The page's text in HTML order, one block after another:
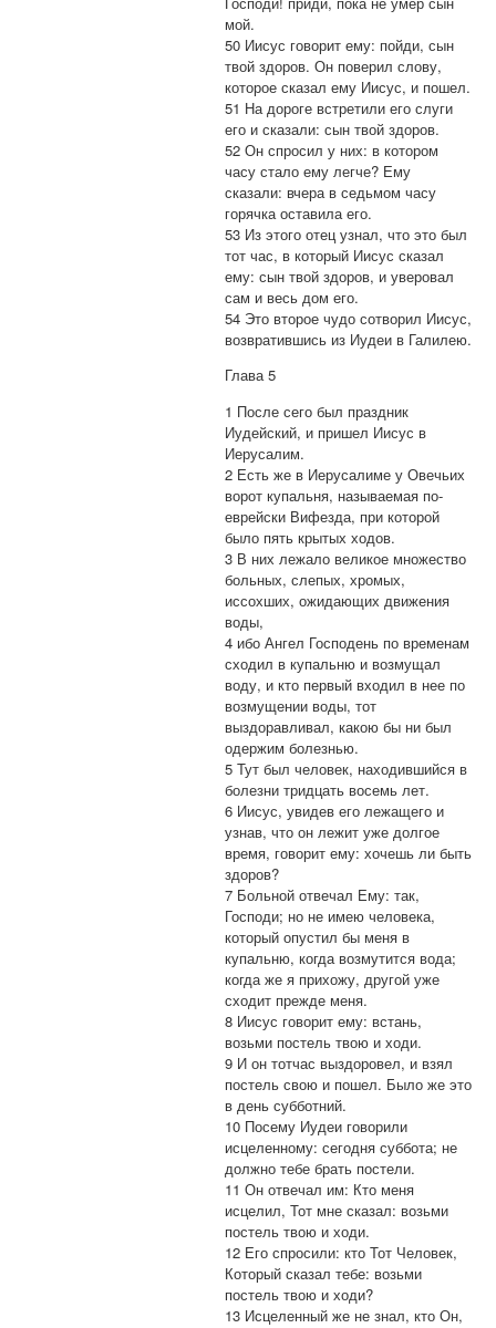
мой.
50 Иисус говорит ему: пойди, сын
твой здоров. Он поверил слову,
которое сказал ему Иисус, и пошел.
51 На дороге встретили его слуги
его и сказали: сын твой здоров.
52 Он спросил у них: в котором
часу стало ему легче? Ему
сказали: вчера в седьмом часу
горячка оставила его.
53 Из этого отец узнал, что это был
тот час, в который Иисус сказал
ему: сын твой здоров, и уверовал
сам и весь дом его.
54 Это второе чудо сотворил Иисус,
возвратившись из Иудеи в Галилею.
Глава 5
1 После сего был праздник
Иудейский, и пришел Иисус в
Иерусалим.
2 Есть же в Иерусалиме у Овечьих
ворот купальня, называемая по-
еврейски Вифезда, при которой
было пять крытых ходов.
3 В них лежало великое множество
больных, слепых, хромых,
иссохших, ожидающих движения
воды,
4 ибо Ангел Господень по временам
сходил в купальню и возмущал
воду, и кто первый входил в нее по
возмущении воды, тот
выздоравливал, какою бы ни был
одержим болезнью.
5 Тут был человек, находившийся в
болезни тридцать восемь лет.
6 Иисус, увидев его лежащего и
узнав, что он лежит уже долгое
время, говорит ему: хочешь ли быть
здоров?
7 Больной отвечал Ему: так,
Господи; но не имею человека,
который опустил бы меня в
купальню, когда возмутится вода;
когда же я прихожу, другой уже
сходит прежде меня.
8 Иисус говорит ему: встань,
возьми постель твою и ходи.
9 И он тотчас выздоровел, и взял
постель свою и пошел. Было же это
в день субботний.
10 Посему Иудеи говорили
исцеленному: сегодня суббота; не
должно тебе брать постели.
11 Он отвечал им: Кто меня
исцелил, Тот мне сказал: возьми
постель твою и ходи.
12 Его спросили: кто Тот Человек,
Который сказал тебе: возьми
постель твою и ходи?
13 Исцеленный же не знал, кто Он,